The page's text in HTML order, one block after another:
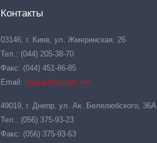
Контакты
03146, г. Киев, ул. Жмеринская, 26
Тел.: (044) 205-38-70
Факс: (044) 451-86-85
Email: hansa-flex@ukr.net
49019, г. Днепр, ул. Ак. Белелюбского, 36А
Тел.: (056) 375-93-23
Факс: (056) 375-93-63